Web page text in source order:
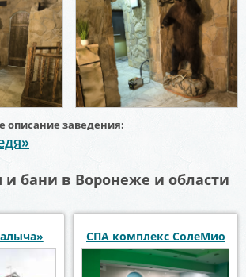
описание заведения:
и бани в Воронеже и области
СПА комплекс СолеМио